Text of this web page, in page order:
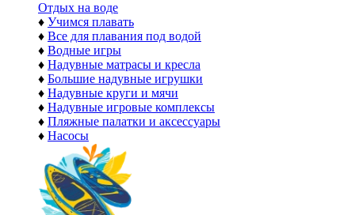
Отдых на воде
♦ Учимся плавать
♦ Все для плавания под водой
♦ Водные игры
♦ Надувные матрасы и кресла
♦ Большие надувные игрушки
♦ Надувные круги и мячи
♦ Надувные игровые комплексы
♦ Пляжные палатки и аксессуары
♦ Насосы